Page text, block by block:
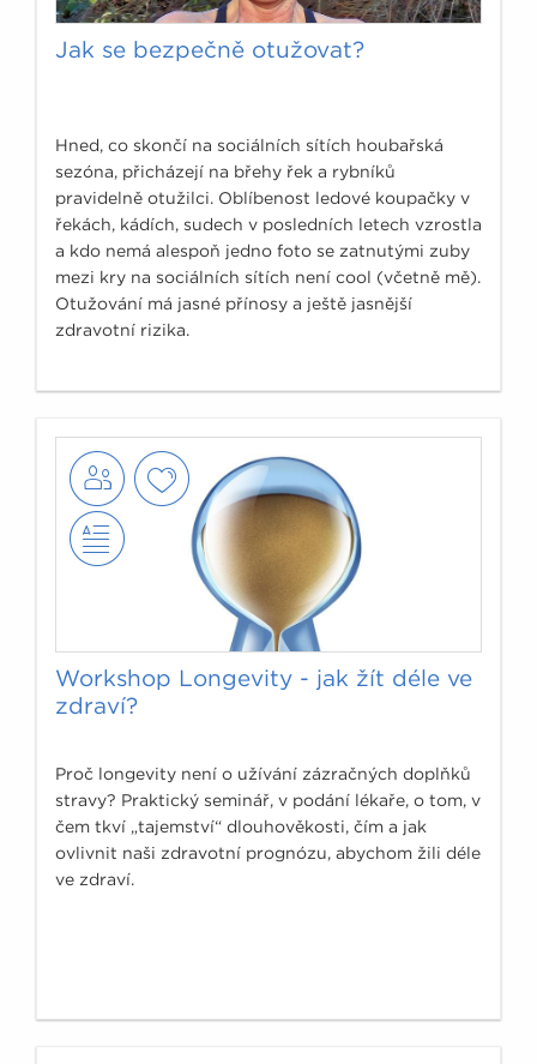
Jak se bezpečně otužovat?
Hned, co skončí na sociálních sítích houbařská
sezóna, přicházejí na břehy řek a rybníků
pravidelně otužilci. Oblíbenost ledové koupačky v
řekách, kádích, sudech v posledních letech vzrostla
a kdo nemá alespoň jedno foto se zatnutými zuby
mezi kry na sociálních sítích není cool (včetně mě).
Otužování má jasné přínosy a ještě jasnější
zdravotní rizika.
Workshop Longevity - jak žít déle ve
zdraví?
Proč longevity není o užívání zázračných doplňků
stravy? Praktický seminář, v podání lékaře, o tom, v
čem tkví „tajemství“ dlouhověkosti, čím a jak
ovlivnit naši zdravotní prognózu, abychom žili déle
ve zdraví.